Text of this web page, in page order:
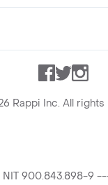
Facebook
Twitter
Rappi Inc. All
NIT 900.843.898-9